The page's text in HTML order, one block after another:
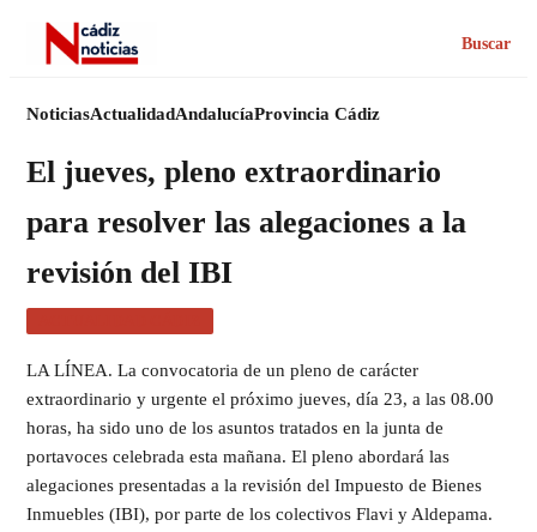
Buscar
NoticiasActualidadAndalucíaProvincia Cádiz
El jueves, pleno extraordinario
para resolver las alegaciones a la
revisión del IBI
LA LÍNEA. La convocatoria de un pleno de carácter
extraordinario y urgente el próximo jueves, día 23, a las 08.00
horas, ha sido uno de los asuntos tratados en la junta de
portavoces celebrada esta mañana. El pleno abordará las
alegaciones presentadas a la revisión del Impuesto de Bienes
Inmuebles (IBI), por parte de los colectivos Flavi y Aldepama.